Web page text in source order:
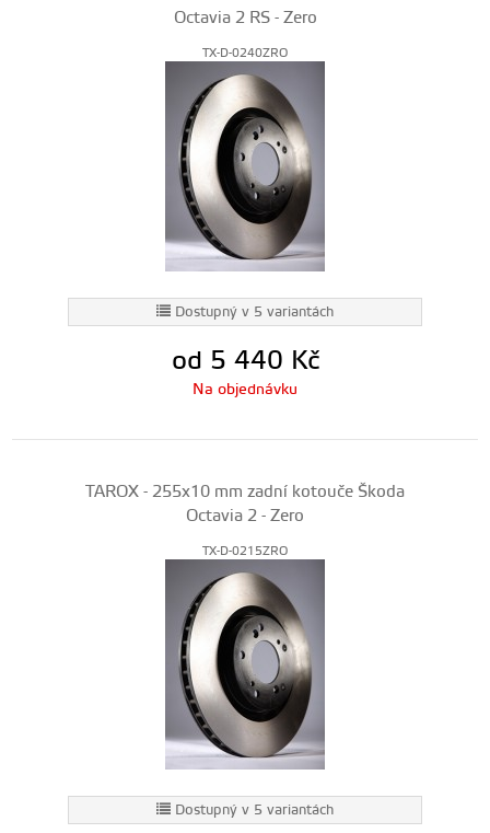
Octavia 2 RS - Zero
TX-D-0240ZRO
Dostupný v 5 variantách
od 5 440 Kč
Na objednávku
TAROX - 255x10 mm zadní kotouče Škoda
Octavia 2 - Zero
TX-D-0215ZRO
Dostupný v 5 variantách